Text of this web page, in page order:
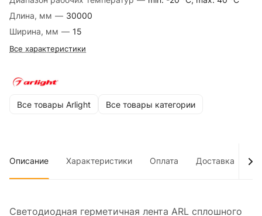
Длина, мм — 30000
Ширина, мм — 15
Все характеристики
Все товары Arlight Все товары категории
Описание Характеристики Оплата Доставка
Светодиодная герметичная лента ARL сплошного